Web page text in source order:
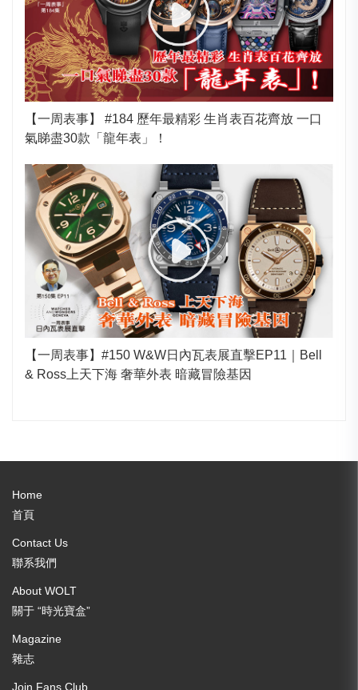
【一周表事】 #184 歷年最精彩 生肖表百花齊放 一口
氣睇盡30款「龍年表」！
【一周表事】#150 W&W日內瓦表展直擊EP11｜Bell
& Ross上天下海 奢華外表 暗藏冒險基因
Home
首頁
Contact Us
聯系我們
About WOLT
關于 “時光寶盒”
Magazine
雜志
Join Fans Club